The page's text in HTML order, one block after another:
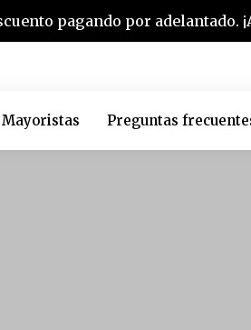
pagando por adelantado.
Mayoristas Preguntas